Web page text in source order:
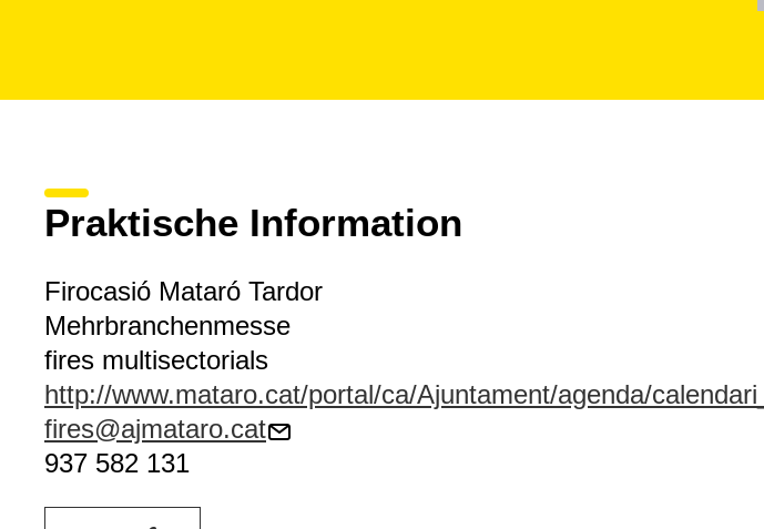
Praktische Information
Firocasió Mataró Tardor
Mehrbranchenmesse
fires multisectorials
http://www.mataro.cat/portal/ca/Ajuntament/agenda/
fires@ajmataro.cat
937 582 131